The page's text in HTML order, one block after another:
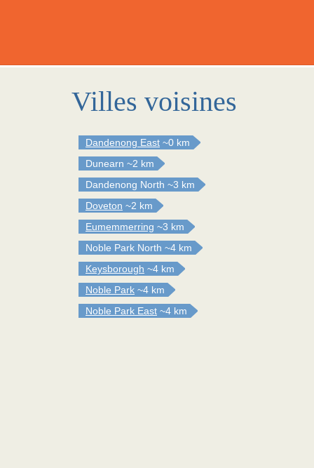
Villes voisines
Dandenong East ~0 km
Dunearn ~2 km
Dandenong North ~3 km
Doveton ~2 km
Eumemmerring ~3 km
Noble Park North ~4 km
Keysborough ~4 km
Noble Park ~4 km
Noble Park East ~4 km